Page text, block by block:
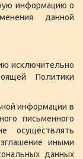
информацию о
данной
исключительно
Политики
информации в
письменного
осуществлять
иными
данных